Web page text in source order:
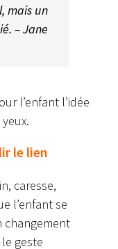
mais un
– Jane
l’enfant l’idée
le lien
caresse,
l’enfant se
changement
geste